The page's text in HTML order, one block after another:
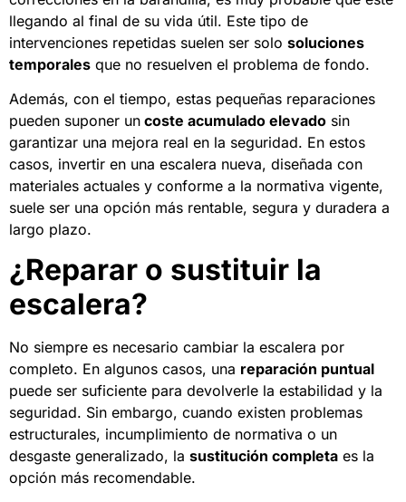
llegando al final de su vida útil. Este tipo de
intervenciones repetidas suelen ser solo soluciones
temporales que no resuelven el problema de fondo.
Además, con el tiempo, estas pequeñas reparaciones
pueden suponer un coste acumulado elevado sin
garantizar una mejora real en la seguridad. En estos
casos, invertir en una escalera nueva, diseñada con
materiales actuales y conforme a la normativa vigente,
suele ser una opción más rentable, segura y duradera a
largo plazo.
¿Reparar o sustituir la
escalera?
No siempre es necesario cambiar la escalera por
completo. En algunos casos, una reparación puntual
puede ser suficiente para devolverle la estabilidad y la
seguridad. Sin embargo, cuando existen problemas
estructurales, incumplimiento de normativa o un
desgaste generalizado, la sustitución completa es la
opción más recomendable.